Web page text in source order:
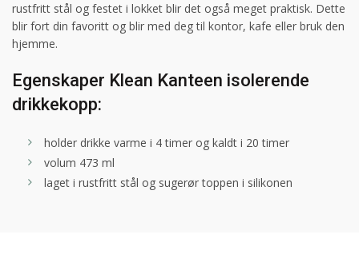
rustfritt stål og festet i lokket blir det også meget praktisk. Dette
blir fort din favoritt og blir med deg til kontor, kafe eller bruk den
hjemme.
Egenskaper Klean Kanteen isolerende
drikkekopp:
holder drikke varme i 4 timer og kaldt i 20 timer
volum 473 ml
laget i rustfritt stål og sugerør toppen i silikonen